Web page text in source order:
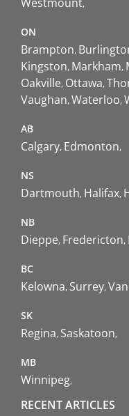
ON
Brampton
Kingston Markham
Oakville Ottawa
Vaughan Waterloo
AB
Calgary Edmonton
NS
Dartmouth Halifax
NB
Dieppe Fredericton
BC
Kelowna Surrey
SK
Regina Saskatoon
MB
Winnipeg
RECENT ARTICLES